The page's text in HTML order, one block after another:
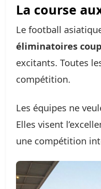
La course
Le football
éliminatoires
excitants. Toutes
compétition.
Les équipes ne
Elles visent
une compétition